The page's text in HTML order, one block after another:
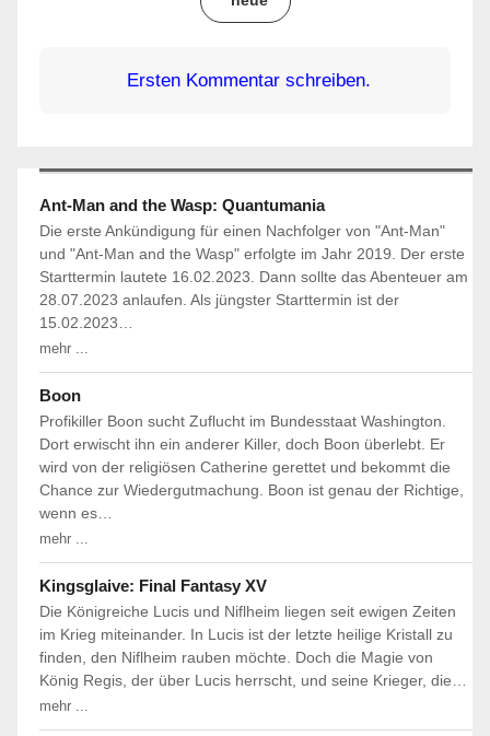
Ersten Kommentar schreiben.
Ant-Man and the Wasp: Quantumania
Die erste Ankündigung für einen Nachfolger von "Ant-Man"
und "Ant-Man and the Wasp" erfolgte im Jahr 2019. Der erste
Starttermin lautete 16.02.2023. Dann sollte das Abenteuer am
28.07.2023 anlaufen. Als jüngster Starttermin ist der
15.02.2023…
mehr ...
Boon
Profikiller Boon sucht Zuflucht im Bundesstaat Washington.
Dort erwischt ihn ein anderer Killer, doch Boon überlebt. Er
wird von der religiösen Catherine gerettet und bekommt die
Chance zur Wiedergutmachung. Boon ist genau der Richtige,
wenn es…
mehr ...
Kingsglaive: Final Fantasy XV
Die Königreiche Lucis und Niflheim liegen seit ewigen Zeiten
im Krieg miteinander. In Lucis ist der letzte heilige Kristall zu
finden, den Niflheim rauben möchte. Doch die Magie von
König Regis, der über Lucis herrscht, und seine Krieger, die…
mehr ...